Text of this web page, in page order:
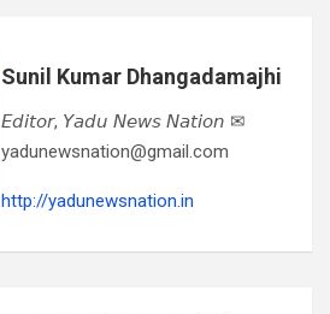
Sunil Kumar Dhangadamajhi
𝘌𝘥𝘪𝘵𝘰𝘳, 𝘠𝘢𝘥𝘶 𝘕𝘦𝘸𝘴 𝘕𝘢𝘵𝘪𝘰𝘯 ✉
yadunewsnation@gmail.com
http://yadunewsnation.in